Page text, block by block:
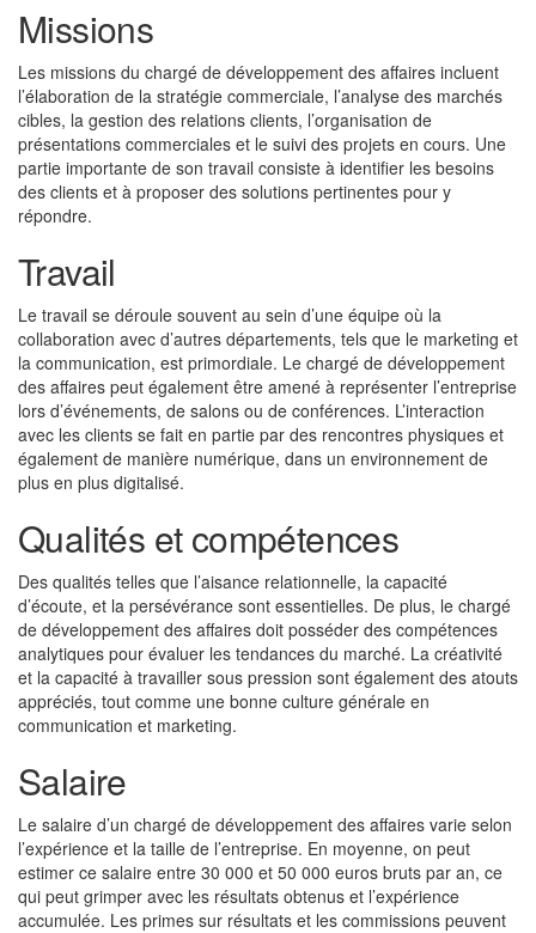
Missions
Les missions du chargé de développement des affaires incluent
l’élaboration de la stratégie commerciale, l’analyse des marchés
cibles, la gestion des relations clients, l’organisation de
présentations commerciales et le suivi des projets en cours. Une
partie importante de son travail consiste à identifier les besoins
des clients et à proposer des solutions pertinentes pour y
répondre.
Travail
Le travail se déroule souvent au sein d’une équipe où la
collaboration avec d’autres départements, tels que le marketing et
la communication, est primordiale. Le chargé de développement
des affaires peut également être amené à représenter l’entreprise
lors d’événements, de salons ou de conférences. L’interaction
avec les clients se fait en partie par des rencontres physiques et
également de manière numérique, dans un environnement de
plus en plus digitalisé.
Qualités et compétences
Des qualités telles que l’aisance relationnelle, la capacité
d’écoute, et la persévérance sont essentielles. De plus, le chargé
de développement des affaires doit posséder des compétences
analytiques pour évaluer les tendances du marché. La créativité
et la capacité à travailler sous pression sont également des atouts
appréciés, tout comme une bonne culture générale en
communication et marketing.
Salaire
Le salaire d’un chargé de développement des affaires varie selon
l’expérience et la taille de l’entreprise. En moyenne, on peut
estimer ce salaire entre 30 000 et 50 000 euros bruts par an, ce
qui peut grimper avec les résultats obtenus et l’expérience
accumulée. Les primes sur résultats et les commissions peuvent